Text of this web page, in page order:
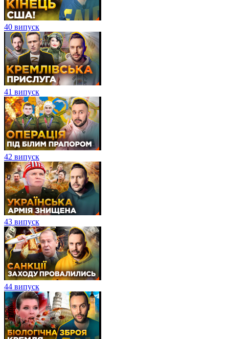
40 випуск
41 випуск
42 випуск
43 випуск
44 випуск